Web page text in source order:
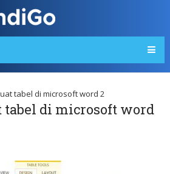
tabel di microsoft word 2
tabel di microsoft word